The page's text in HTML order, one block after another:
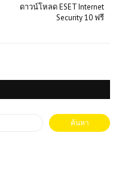
ดาวน์โหลด ESET Internet
Security 10 ฟรี